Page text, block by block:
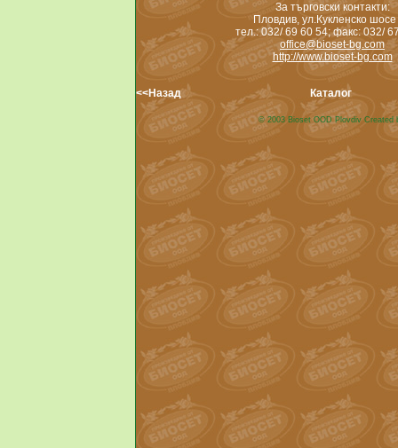
За търговски контакти:
Пловдив, ул.Кукленско
тел.: 032/ 69 60 54; факс: 032/
office@bioset-bg.com
http://www.bioset-bg.com
<<Назад Каталог
© 2003 Bioset OOD Plovdiv